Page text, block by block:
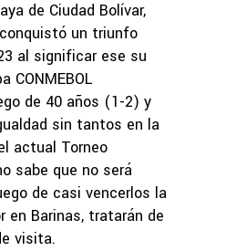
de Ciudad Bolívar,
un triunfo
al significar ese su
CONMEBOL
de 40 años (1-2) y
sin tantos en la
actual Torneo
sabe que no será
de casi vencerlos la
en Barinas, tratarán de
visita.